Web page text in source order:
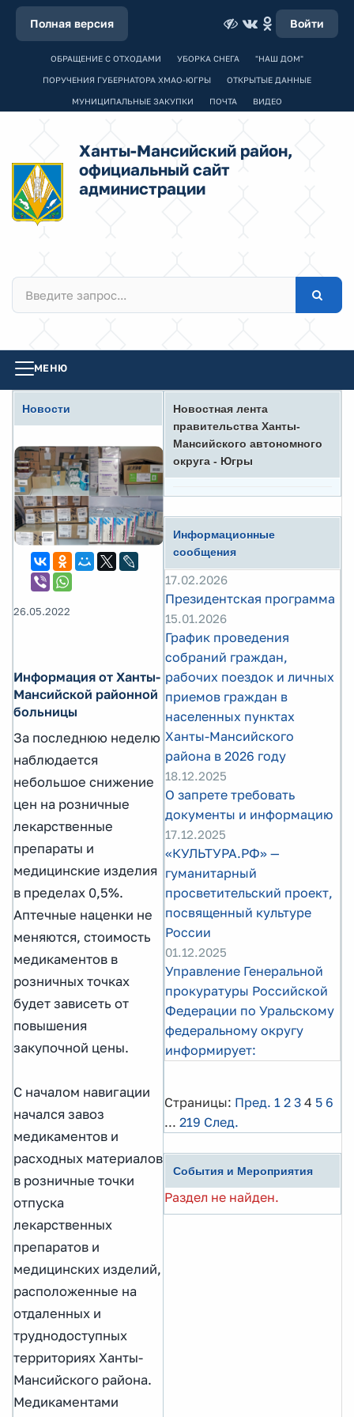
Полная версия Войти
ОБРАЩЕНИЕ С ОТХОДАМИ УБОРКА СНЕГА "НАШ ДОМ"
ПОРУЧЕНИЯ ГУБЕРНАТОРА ХМАО-ЮГРЫ ОТКРЫТЫЕ ДАННЫЕ
МУНИЦИПАЛЬНЫЕ ЗАКУПКИ ПОЧТА ВИДЕО
Ханты-Мансийский район,
официальный сайт
администрации
МЕНЮ
Новости
26.05.2022
Информация от Ханты-
Мансийской районной
больницы
За последнюю неделю
наблюдается
небольшое снижение
цен на розничные
лекарственные
препараты и
медицинские изделия
в пределах 0,5%.
Аптечные наценки не
меняются, стоимость
медикаментов в
розничных точках
будет зависеть от
повышения
закупочной цены.
С началом навигации
начался завоз
медикаментов и
расходных материалов
в розничные точки
отпуска
лекарственных
препаратов и
медицинских изделий,
расположенные на
отдаленных и
труднодоступных
территориях Ханты-
Мансийского района.
Медикаментами
Новостная лента
правительства Ханты-
Мансийского автономного
округа - Югры
Информационные
сообщения
17.02.2026
Президентская программа
15.01.2026
График проведения
собраний граждан,
рабочих поездок и личных
приемов граждан в
населенных пунктах
Ханты-Мансийского
района в 2026 году
18.12.2025
О запрете требовать
документы и информацию
17.12.2025
«КУЛЬТУРА.РФ» —
гуманитарный
просветительский проект,
посвященный культуре
России
01.12.2025
Управление Генеральной
прокуратуры Российской
Федерации по Уральскому
федеральному округу
информирует:
Страницы: Пред. 1 2 3 4 5 6
... 219 След.
События и Мероприятия
Раздел не найден.